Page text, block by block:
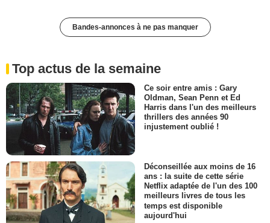
Bandes-annonces à ne pas manquer
Top actus de la semaine
Ce soir entre amis : Gary
Oldman, Sean Penn et Ed
Harris dans l'un des meilleurs
thrillers des années 90
injustement oublié !
Déconseillée aux moins de 16
ans : la suite de cette série
Netflix adaptée de l'un des 100
meilleurs livres de tous les
temps est disponible
aujourd'hui